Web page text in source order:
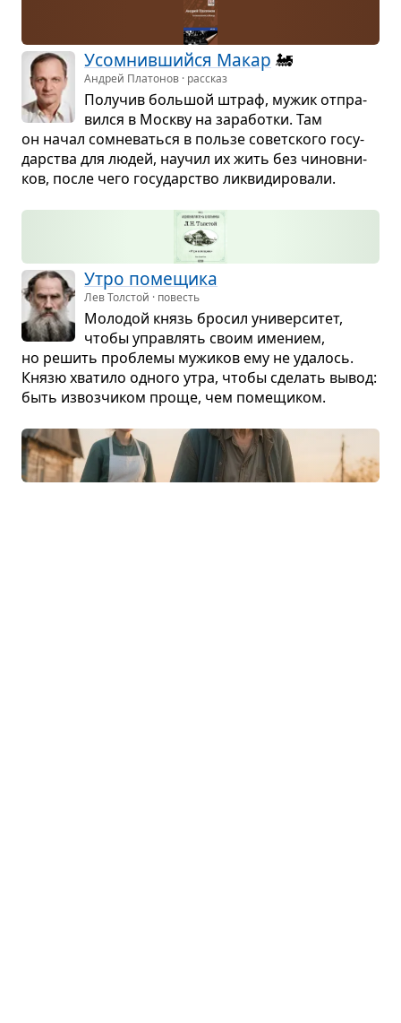
Усо­мнив­шийся Макар 🚂
Андрей Платонов · рассказ
Полу­чив боль­шой штраф, мужик отпра­
вился в Москву на зара­ботки. Там
он начал сомне­ваться в пользе совет­ского госу­
дар­ства для людей, научил их жить без чинов­ни­
ков, после чего госу­дар­ство лик­ви­ди­ро­вали.
Утро поме­щика
Лев Толстой · повесть
Моло­дой князь бро­сил уни­вер­си­тет,
чтобы управ­лять своим име­нием,
но решить про­блемы мужи­ков ему не уда­лось.
Князю хва­тило одного утра, чтобы сде­лать вывод:
быть извоз­чи­ком проще, чем поме­щи­ком.